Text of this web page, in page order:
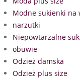
Modne sukienki na
narzutki
Niepowtarzalne
obuwie
Odzież damska
Odzież plus size